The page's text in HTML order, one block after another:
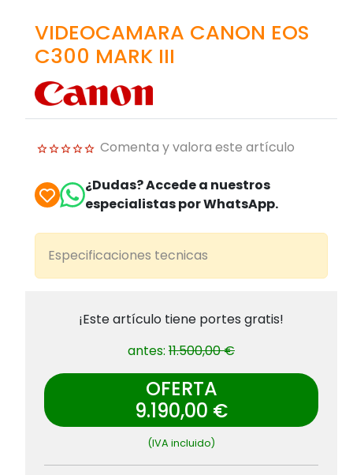
VIDEOCAMARA CANON EOS
C300 MARK III
Comenta y valora este artículo
¿Dudas? Accede a nuestros
especialistas por WhatsApp.
Especificaciones tecnicas
¡Este artículo tiene portes gratis!
antes: 11.500,00 €
OFERTA
9.190,00 €
(IVA incluido)